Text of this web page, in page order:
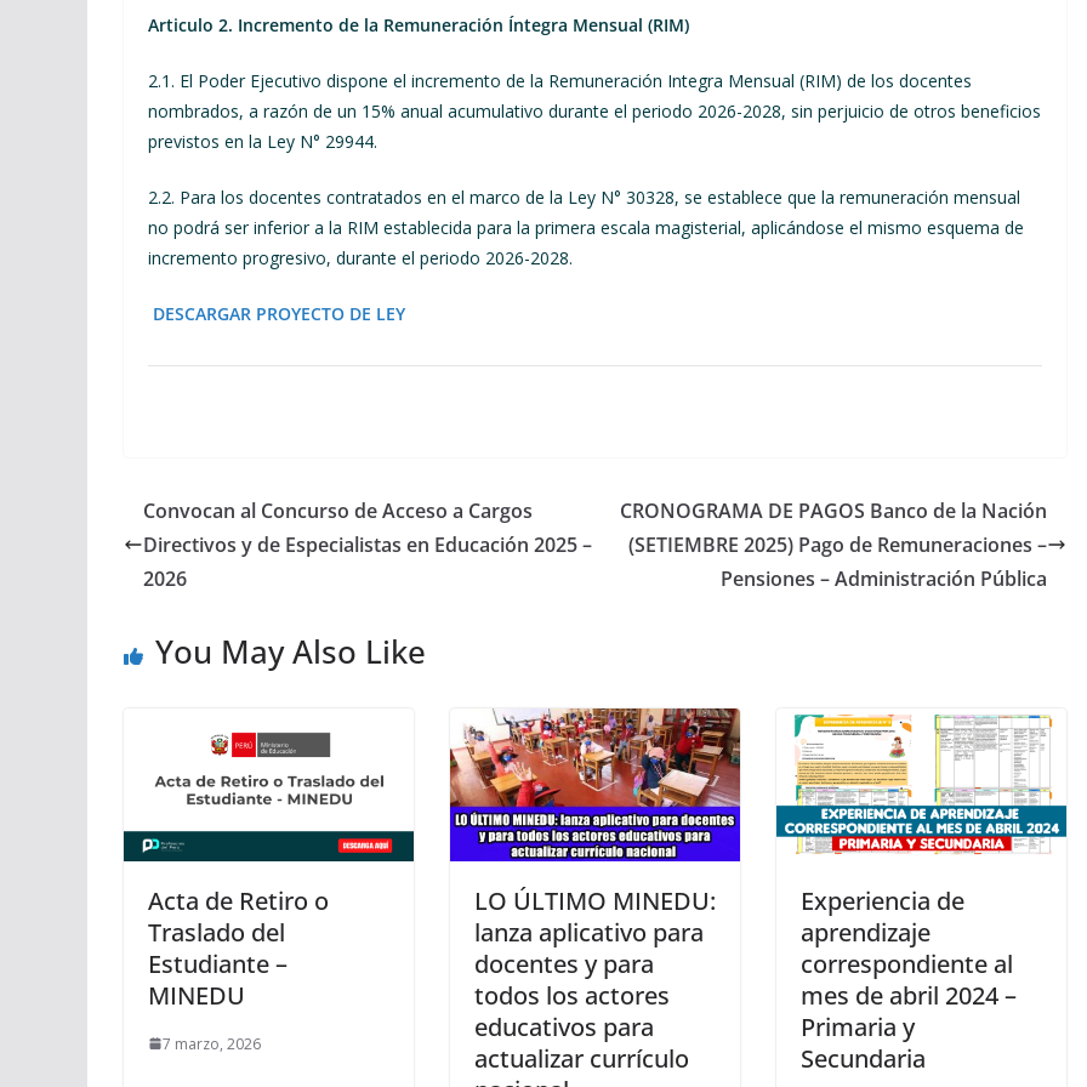
Articulo 2. Incremento de la Remuneración Íntegra Mensual (RIM)
2.1. El Poder Ejecutivo dispone el incremento de la Remuneración Integra Mensual (RIM) de los docentes
nombrados, a razón de un 15% anual acumulativo durante el periodo 2026-2028, sin perjuicio de otros beneficios
previstos en la Ley N° 29944.
2.2. Раra los docentes contratados en el marco de la Ley N° 30328, se establece que la remuneración mensual
no podrá ser inferior a la RIM establecida para la primera escala magisterial, aplicándose el mismo esquema de
incremento progresivo, durante el periodo 2026-2028.
DESCARGAR PROYECTO DE LEY
Convocan al Concurso de Acceso a Cargos
Directivos y de Especialistas en Educación 2025 –
2026
CRONOGRAMA DE PAGOS Banco de la Nación
(SETIEMBRE 2025) Pago de Remuneraciones –
Pensiones – Administración Pública
You May Also Like
Acta de Retiro o
Traslado del
Estudiante –
MINEDU
7 marzo, 2026
LO ÚLTIMO MINEDU:
lanza aplicativo para
docentes y para
todos los actores
educativos para
actualizar currículo
Experiencia de
aprendizaje
correspondiente al
mes de abril 2024 –
Primaria y
Secundaria